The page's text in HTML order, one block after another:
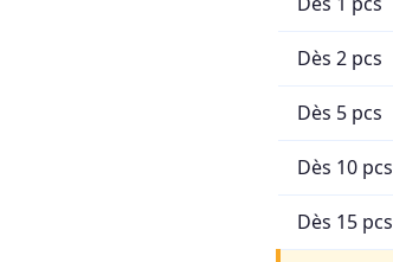
Dès 2 pcs
Dès 5 pcs
Dès 10 pcs
Dès 15 pcs